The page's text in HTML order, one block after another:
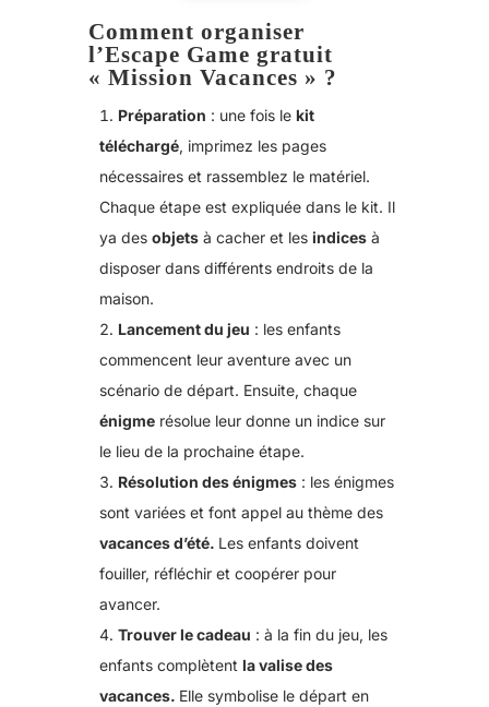
Comment organiser
l’Escape Game gratuit
« Mission Vacances » ?
Préparation : une fois le kit
téléchargé, imprimez les pages
nécessaires et rassemblez le matériel.
Chaque étape est expliquée dans le kit. Il
ya des objetsà cacher et les indicesà
disposer dans différents endroits de la
maison.
Lancement du jeu : les enfants
commencent leur aventure avec un
scénario de départ. Ensuite, chaque
énigmerésolue leur donne un indice sur
le lieu de la prochaine étape.
Résolution des énigmes: les énigmes
sont variées et font appel au thème des
vacances d’été. Les enfants doivent
fouiller, réfléchir et coopérer pour
avancer.
Trouver le cadeau : à la fin du jeu, les
enfants complètent la valise des
vacances. Elle symbolise le départ en